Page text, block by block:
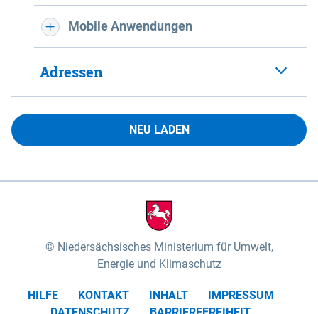
Mobile Anwendungen
Adressen
NEU LADEN
Niedersächsisches Ministerium für Umwelt,
Energie und Klimaschutz
HILFE KONTAKT INHALT
IMPRESSUM